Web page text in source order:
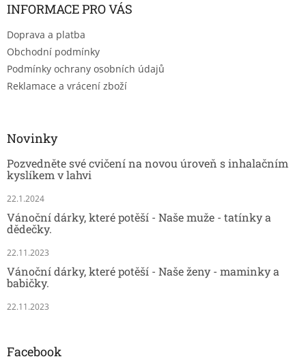
INFORMACE PRO VÁS
Doprava a platba
Obchodní podmínky
Podmínky ochrany osobních údajů
Reklamace a vrácení zboží
Novinky
Pozvedněte své cvičení na novou úroveň s inhalačním
kyslíkem v lahvi
22.1.2024
Vánoční dárky, které potěší - Naše muže - tatínky a
dědečky.
22.11.2023
Vánoční dárky, které potěší - Naše ženy - maminky a
babičky.
22.11.2023
Facebook